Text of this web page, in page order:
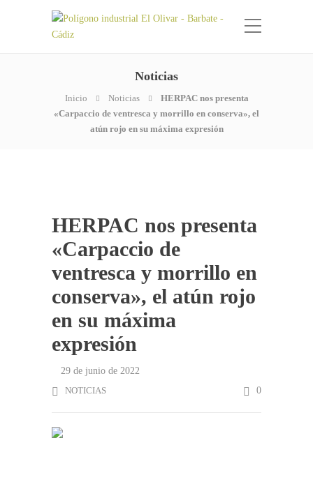
Noticias
Inicio Noticias
HERPAC nos presenta
«Carpaccio de ventresca y morrillo en conserva», el
atún rojo en su máxima expresión
HERPAC nos presenta
«Carpaccio de
ventresca y morrillo en
conserva», el atún rojo
en su máxima
expresión
29 de junio de 2022
NOTICIAS
0